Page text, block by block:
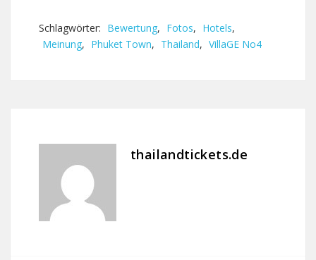
Schlagwörter: Bewertung, Fotos, Hotels,
Meinung, Phuket Town, Thailand, VillaGE No4
thailandtickets.de